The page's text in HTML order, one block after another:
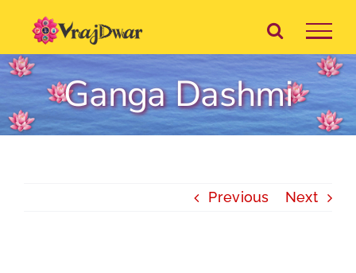
content
Ganga Dashmi
Previous Next